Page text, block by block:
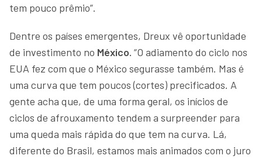
tem pouco prêmio”.
Dentre os países emergentes, Dreux vê oportunidade
de investimento no México. “O adiamento do ciclo nos
EUA fez com que o México segurasse também. Mas é
uma curva que tem poucos (cortes) precificados. A
gente acha que, de uma forma geral, os inícios de
ciclos de afrouxamento tendem a surpreender para
uma queda mais rápida do que tem na curva. Lá,
diferente do Brasil, estamos mais animados com o juro